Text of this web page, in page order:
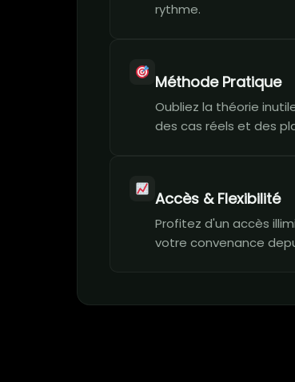
rythme.
Méthode Pratique
Oubliez la théorie
des cas réels et des
Accès & Flexibilité
Profitez d'un accès
votre convenance